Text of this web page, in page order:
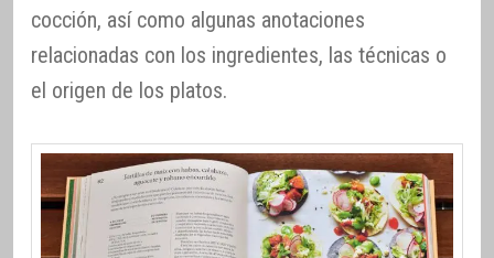
cocción, así como algunas anotaciones
relacionadas con los ingredientes, las técnicas o
el origen de los platos.